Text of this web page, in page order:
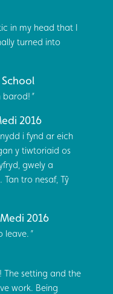
in my head that I
turned into
barod!
2016
i fynd ar eich
y tiwtoriaid os
gwely a
tro nesaf, Tŷ
2016
leave.
The setting and the
work. Being